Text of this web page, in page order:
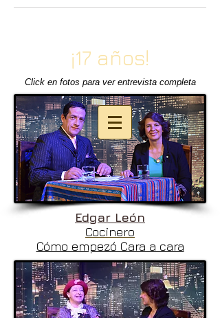
¡17 años!
Click en fotos para ver entrevista completa
Edgar León
Cocinero
Cómo empezó Cara a cara